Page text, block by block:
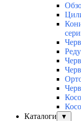
Каталоги
▼